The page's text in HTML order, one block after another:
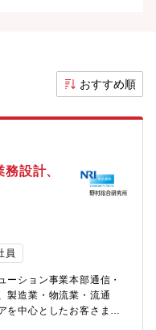
おすすめ順
設計、
員
ーション事業本部通信・
製造業・物流業・流通
を中心としたお客さまに